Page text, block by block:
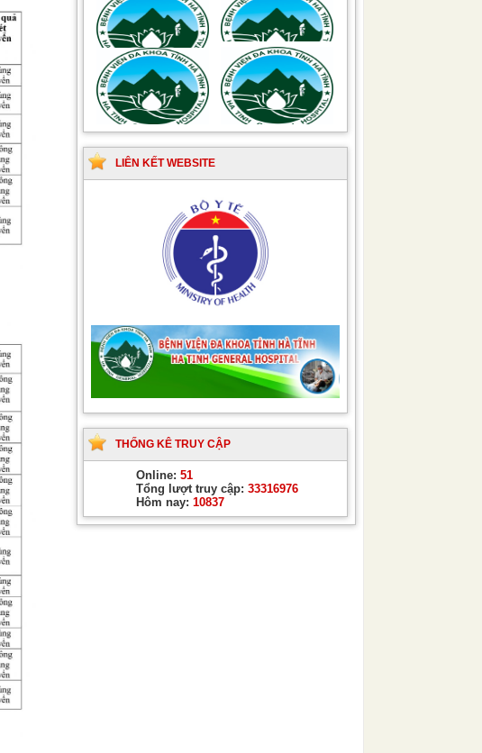
Hướng dẫn quy trình kỹ
thuật Chuyên khoa
Phẫu thuật Tiết niệu
Hướng dẫn Quy trình
kỹ thuật Nhi khoa
LIÊN KẾT WEBSITE
THỐNG KÊ TRUY CẬP
Online: 51
Tổng lượt truy cập: 33316976
Hôm nay: 10837